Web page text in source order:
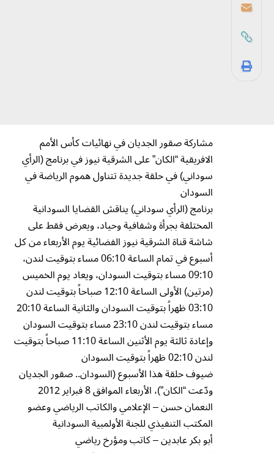
مشاركة صقور الجديان في نهائيات كأس الأمم
الافريقية “الكان” على الشرقية نيوز في برنامج (الرأي
سوداني) في حلقة جديدة تتناول هموم الرياضة في
السودان
برنامج (الرأي سوداني) يناقش القضايا السودانية
المختلفة بجرأة وشفافية وحياد، ويعرض فقط على
شاشة قناة الشرقية نيوز الفضائية يوم الأربعاء من كل
أسبوع في تمام الساعة 06:10 مساء بتوقيت لندن،
09:10 مساء بتوقيت السودان، ويعاد يوم الخميس
(مرتين) الأولى الساعة 12:10 صباحاً بتوقيت لندن
03:10 ظهراً بتوقيت السودان والثانية الساعة 20:10
مساء بتوقيت لندن 23:10 مساء بتوقيت السودان
وإعادة ثالثة يوم الأثنين الساعة 11:10 صباحاً بتوقيت
لندن 02:10 ظهراً بتوقيت السودان
ضيوف حلقة هذا الأسبوع (السودان.. صقور الجديان
ودّعت “الكان”)، الأربعاء الموافق 8 فبراير 2012
النعمان حسن – الإعلامي والكاتب الرياضي وعضو
المكتب التنفيذي للجنة الأولمبية السودانية
أبو بكر عابدين – كاتب ومؤرخ رياضي